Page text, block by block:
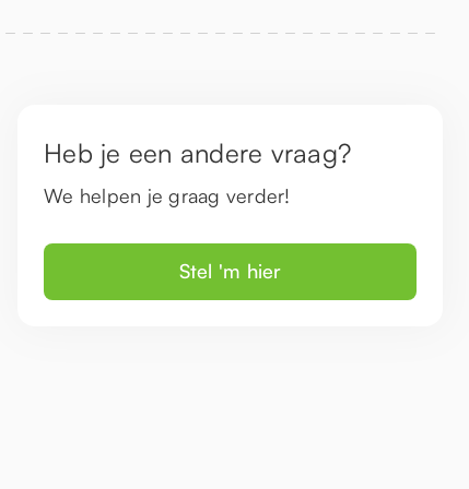
Heb je een andere vraag?
We helpen je graag verder!
Stel 'm hier